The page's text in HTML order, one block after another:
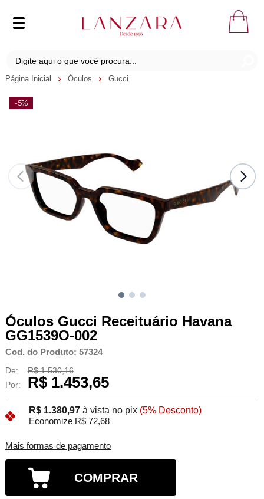
Página Inicial Óculos Gucci
-5%
Óculos Gucci Receituário Havana
GG1539O-002
Cod. do Produto: 57324
De:
R$ 1.530,16
Por:
R$ 1.453,65
R$ 1.380,97 à vista no pix (5% Desconto)
Economize R$ 72,68
Mais formas de pagamento
COMPRAR